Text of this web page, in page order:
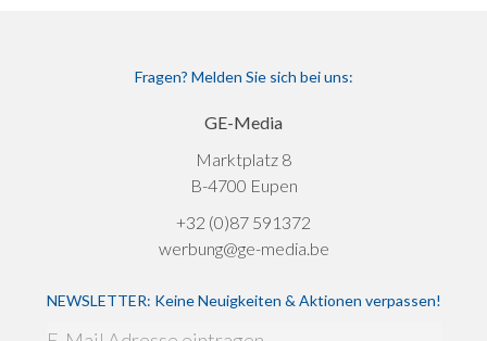
Fragen? Melden Sie sich bei uns:
GE-Media
Marktplatz 8
B-4700 Eupen
+32 (0)87 591372
werbung@ge-media.be
NEWSLETTER: Keine Neuigkeiten & Aktionen verpassen!